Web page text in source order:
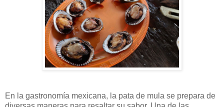
En la gastronomía mexicana, la pata de mula se prepara de